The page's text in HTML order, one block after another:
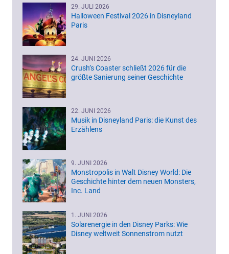
29. JULI 2026
Halloween Festival 2026 in Disneyland
Paris
24. JUNI 2026
Crush’s Coaster schließt 2026 für die
größte Sanierung seiner Geschichte
22. JUNI 2026
Musik in Disneyland Paris: die Kunst des
Erzählens
9. JUNI 2026
Monstropolis in Walt Disney World: Die
Geschichte hinter dem neuen Monsters,
Inc. Land
1. JUNI 2026
Solarenergie in den Disney Parks: Wie
Disney weltweit Sonnenstrom nutzt